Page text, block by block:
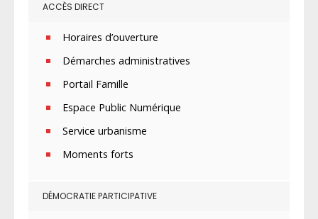
ACCÈS DIRECT
Horaires d’ouverture
Démarches administratives
Portail Famille
Espace Public Numérique
Service urbanisme
Moments forts
DÉMOCRATIE PARTICIPATIVE